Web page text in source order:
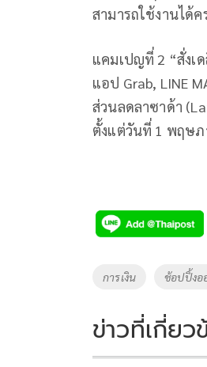
สามารถใช้งานได้
แคมเปญที่ 2 “สั่งเ
แอป Grab, LINE
ส่วนลดลาซาด้า
ตั้งแต่วันที่ 1 พฤษภ
Tags
การเงิน ช้อปปิ้งอ
ข่าวที่เกี่ยว